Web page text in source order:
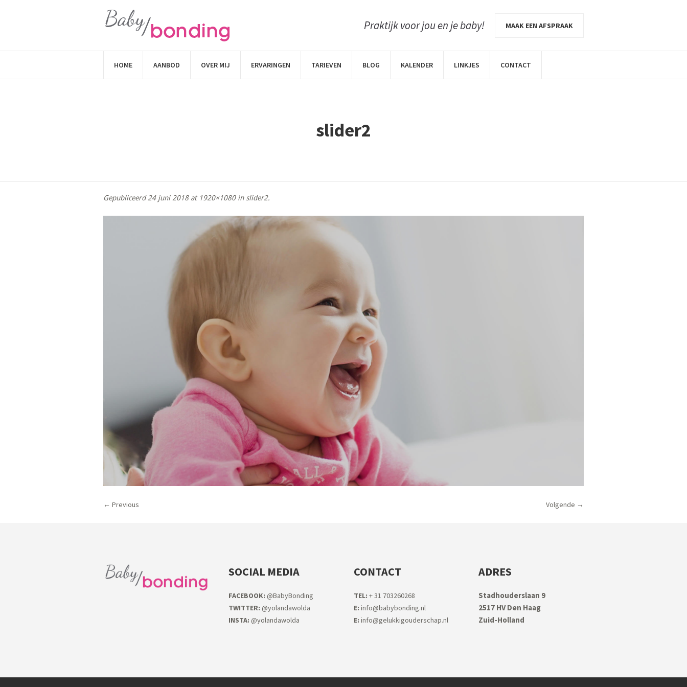
Praktijk voor jou en je baby! MAAK EEN AFSPRAAK
HOME AANBOD OVER MIJ ERVARINGEN TARIEVEN BLOG KALENDER LINKJES CONTACT
slider2
Gepubliceerd24 juni 2018at 1920×1080 in slider2.
← Previous Volgende →
SOCIAL MEDIA
FACEBOOK: @BabyBonding
TWITTER: @yolandawolda
INSTA: @yolandawolda
CONTACT
TEL: + 31 703260268
E: info@babybonding.nl
E: info@gelukkigouderschap.nl
ADRES
Stadhouderslaan 9
2517 HV Den Haag
Zuid-Holland